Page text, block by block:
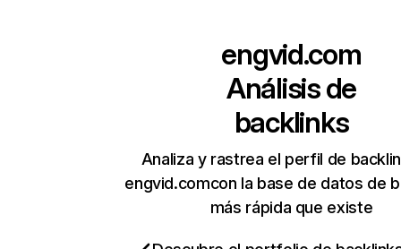
engvid.com
Análisis de
backlinks
Analiza y rastrea el perfil de
engvid.comcon la base de datos de
más rápida que existe